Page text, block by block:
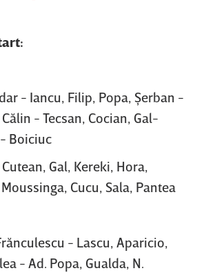
- Iancu, Filip, Popa, Şerban -
- Tecsan, Cocian, Gal-
Boiciuc
Cutean, Gal, Kereki, Hora,
Cucu, Sala, Pantea
- Lascu, Aparicio,
- Ad. Popa, Gualda, N.